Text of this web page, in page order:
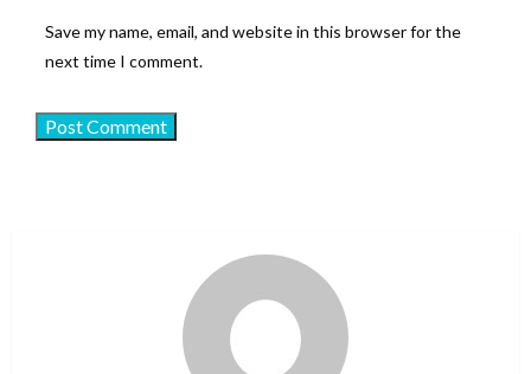
Save my name, email, and website in this browser for the
next time I comment.